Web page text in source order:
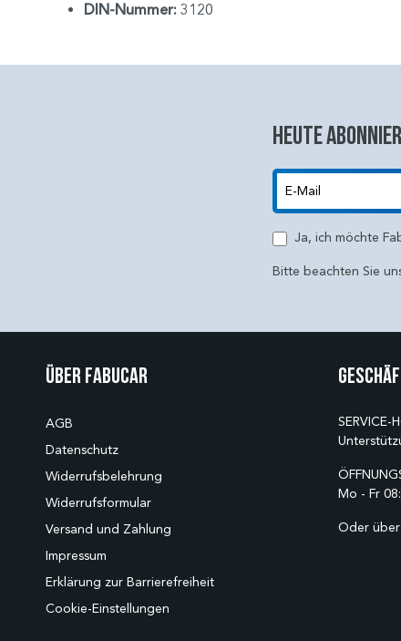
DIN-Nummer: 3120
Heute
Ja, ich möchte
Bitte beachten Sie
Über Fabucar
AGB
Datenschutz
Widerrufsbelehrung
Widerrufsformular
Versand und Zahlung
Impressum
Erklärung zur Barrierefreiheit
Cookie-Einstellungen
SERVICE-
Mo - Fr
Oder